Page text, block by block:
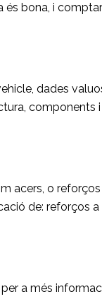
és bona, i
dades
components
acers, o
de: reforços
a més